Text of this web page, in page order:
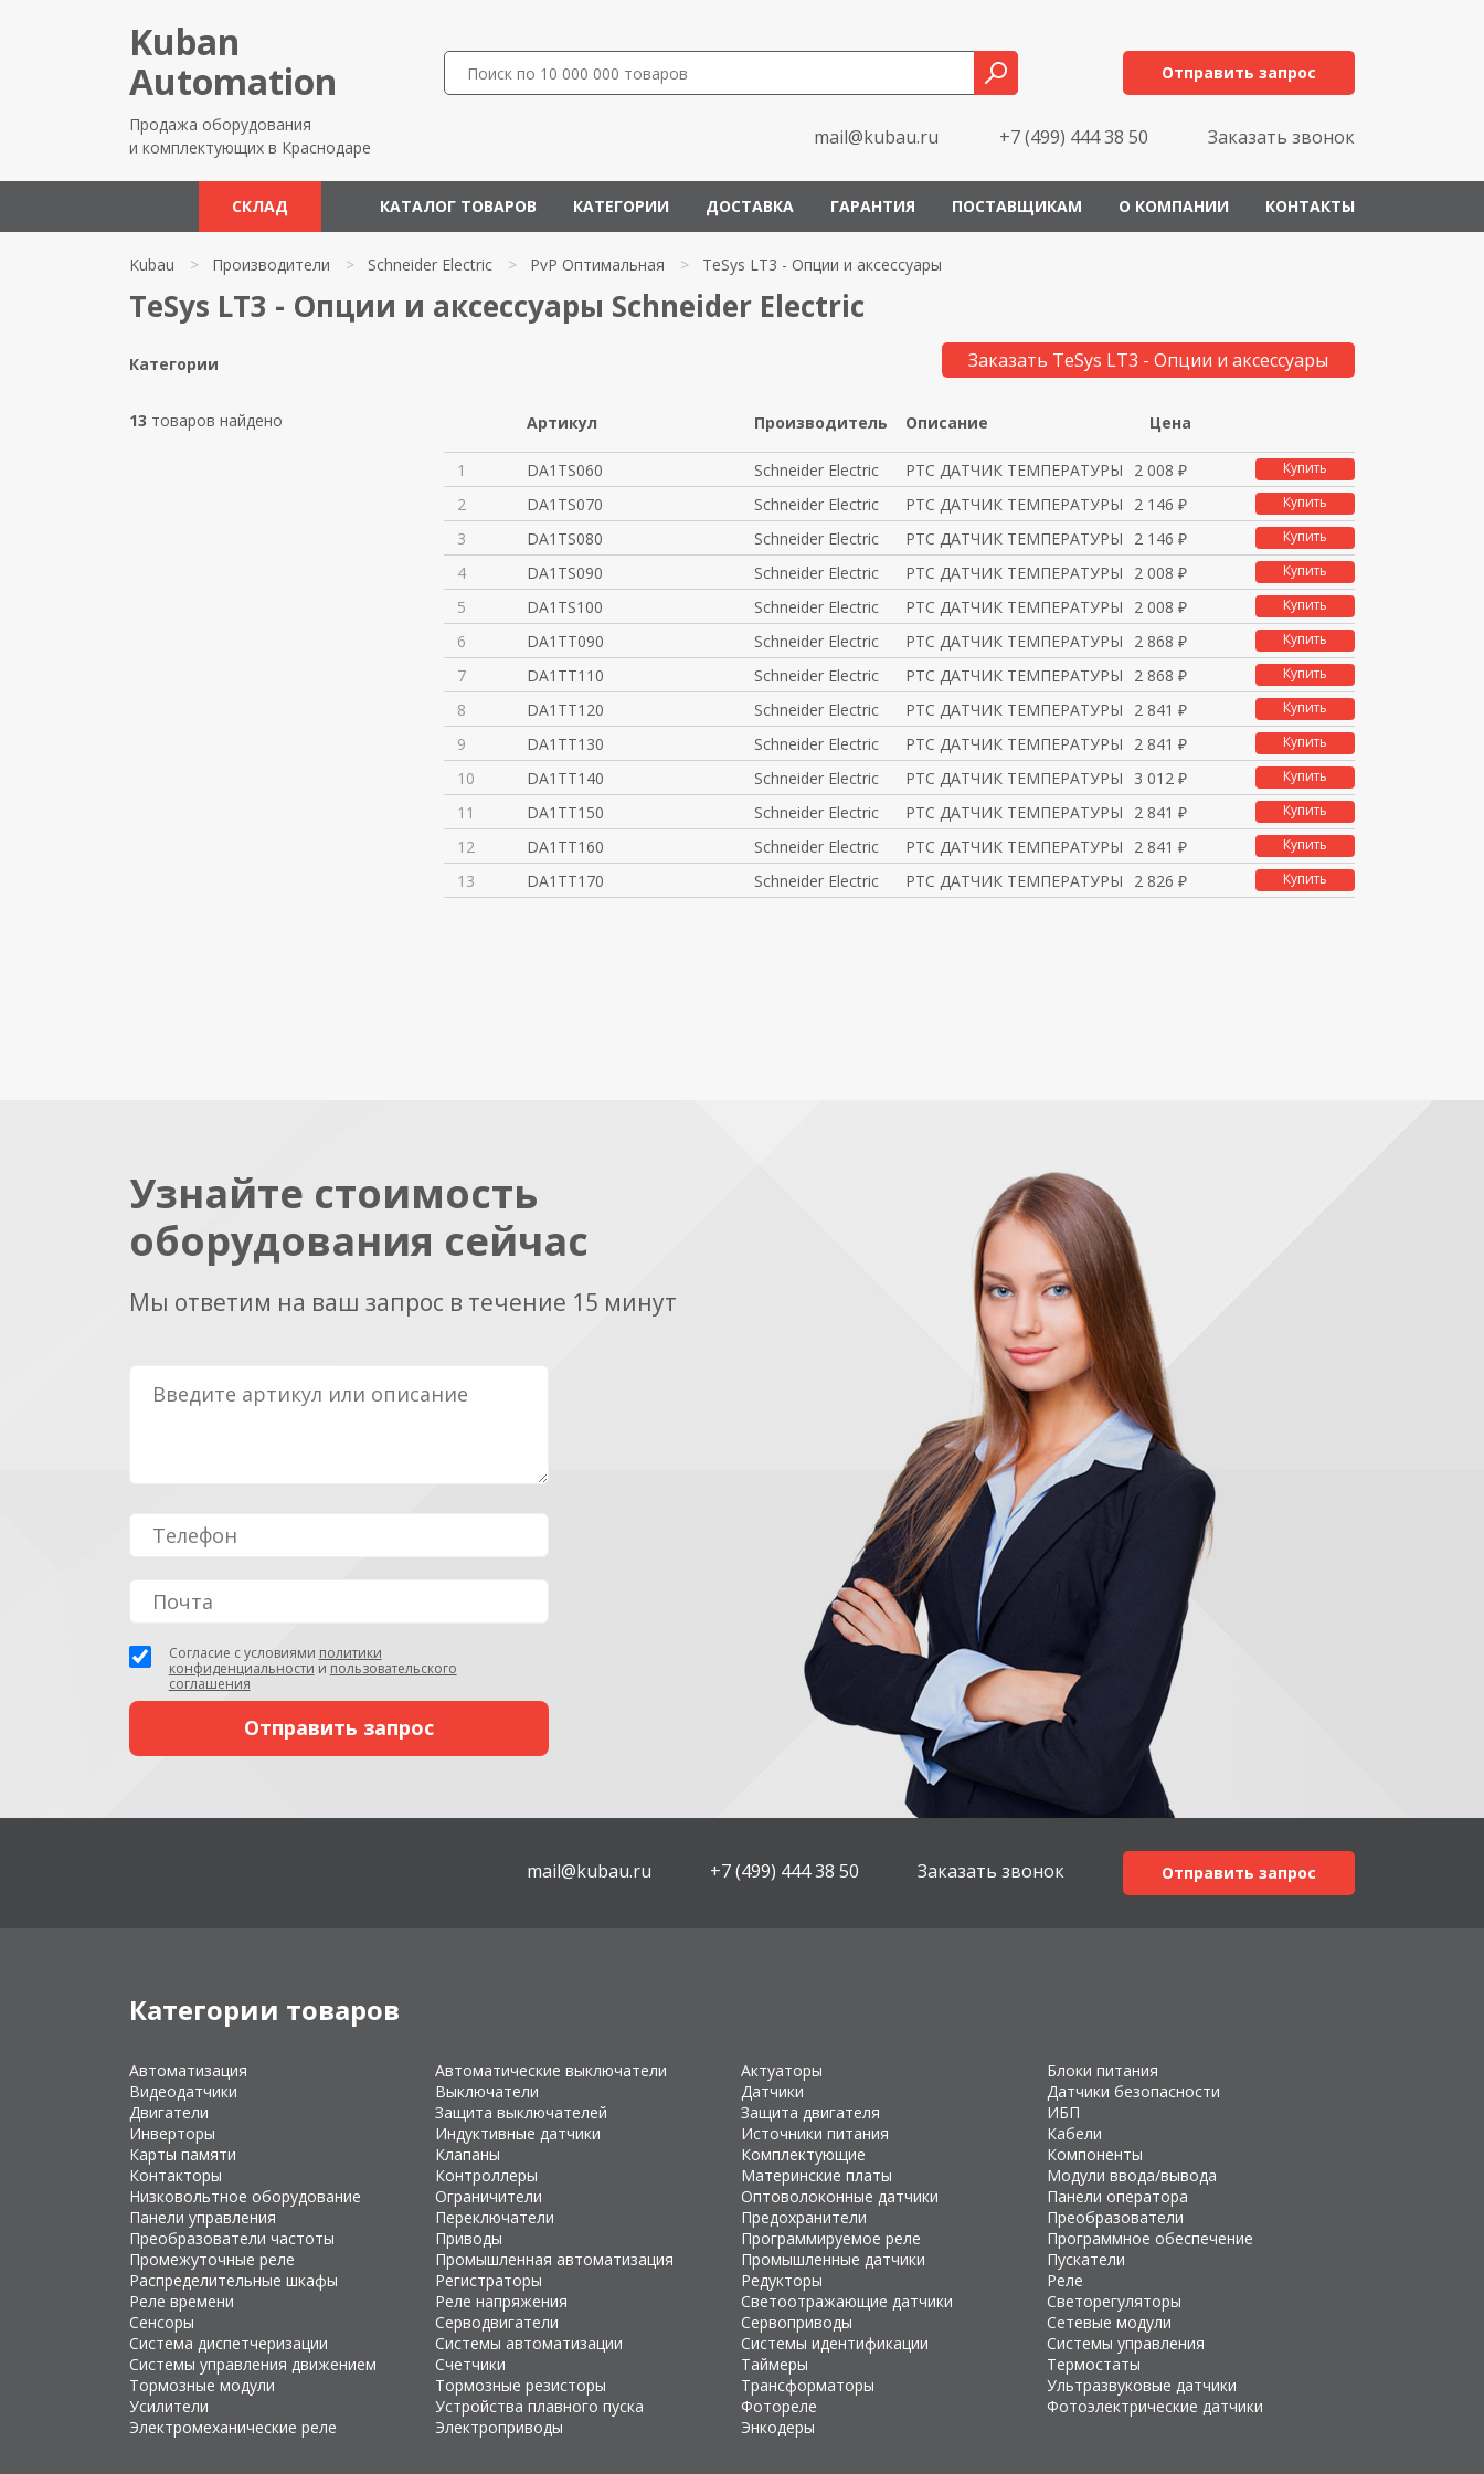
Kuban
Automation
Продажа оборудования
и комплектующих в Краснодаре
Отправить запрос
mail@kubau.ru +7 (499) 444 38 50 Заказать звонок
СКЛАД КАТАЛОГ ТОВАРОВ КАТЕГОРИИ ДОСТАВКА ГАРАНТИЯ ПОСТАВЩИКАМ О КОМПАНИИ КОНТАКТЫ
Kubau > Производители > Schneider Electric > PvP Оптимальная > TeSys LT3 - Опции и аксессуары
TeSys LT3 - Опции и аксессуары Schneider Electric
Категории
13 товаров найдено
Заказать TeSys LT3 - Опции и аксессуары
Артикул Производитель Описание Цена
1 DA1TS060 Schneider Electric РТС ДАТЧИК ТЕМПЕРАТУРЫ ПОВЕРХН
2 008 ₽ Купить
2 DA1TS070 Schneider Electric РТС ДАТЧИК ТЕМПЕРАТУРЫ ПОВЕРХН
2 146 ₽ Купить
3 DA1TS080 Schneider Electric РТС ДАТЧИК ТЕМПЕРАТУРЫ ПОВЕРХН
2 146 ₽ Купить
4 DA1TS090 Schneider Electric РТС ДАТЧИК ТЕМПЕРАТУРЫ ПОВЕРХН
2 008 ₽ Купить
5 DA1TS100 Schneider Electric РТС ДАТЧИК ТЕМПЕРАТУРЫ ПОВЕРХН
2 008 ₽ Купить
6 DA1TT090 Schneider Electric РТС ДАТЧИК ТЕМПЕРАТУРЫ ЭЛЕКТРО
2 868 ₽ Купить
7 DA1TT110 Schneider Electric РТС ДАТЧИК ТЕМПЕРАТУРЫ ЭЛЕКТРО
2 868 ₽ Купить
8 DA1TT120 Schneider Electric РТС ДАТЧИК ТЕМПЕРАТУРЫ ЭЛЕКТРО
2 841 ₽ Купить
9 DA1TT130 Schneider Electric РТС ДАТЧИК ТЕМПЕРАТУРЫ ЭЛЕКТРО
2 841 ₽ Купить
10 DA1TT140 Schneider Electric РТС ДАТЧИК ТЕМПЕРАТУРЫ ЭЛЕКТРО
3 012 ₽ Купить
11 DA1TT150 Schneider Electric РТС ДАТЧИК ТЕМПЕРАТУРЫ ЭЛЕКТРО
2 841 ₽ Купить
12 DA1TT160 Schneider Electric РТС ДАТЧИК ТЕМПЕРАТУРЫ ЭЛЕКТРО
2 841 ₽ Купить
13 DA1TT170 Schneider Electric РТС ДАТЧИК ТЕМПЕРАТУРЫ ЭЛЕКТРО
2 826 ₽ Купить
Узнайте стоимость
оборудования сейчас
Мы ответим на ваш запрос в течение 15 минут
Согласие с условиями политики
конфиденциальности и пользовательского
соглашения
mail@kubau.ru +7 (499) 444 38 50 Заказать звонок Отправить запрос
Категории товаров
Автоматизация Автоматические выключатели Актуаторы
Блоки питания
Видеодатчики
Выключатели Датчики
Датчики безопасности
Двигатели
Защита выключателей Защита двигателя
ИБП
Инверторы
Индуктивные датчики Источники питания
Кабели
Карты памяти
Клапаны Комплектующие
Компоненты
Контакторы
Контроллеры Материнские платы
Модули ввода/вывода
Низковольтное оборудование
Ограничители Оптоволоконные датчики
Панели оператора
Панели управления
Переключатели Предохранители
Преобразователи
Преобразователи частоты
Приводы Программируемое реле
Программное обеспечение
Промежуточные реле
Промышленная автоматизация Промышленные датчики
Пускатели
Распределительные шкафы
Регистраторы Редукторы
Реле
Реле времени
Реле напряжения Светоотражающие датчики
Светорегуляторы
Сенсоры
Серводвигатели Сервоприводы
Сетевые модули
Система диспетчеризации
Системы автоматизации Системы идентификации
Системы управления
Системы управления движением
Счетчики Таймеры
Термостаты
Тормозные модули
Тормозные резисторы Трансформаторы
Ультразвуковые датчики
Усилители
Устройства плавного пуска Фотореле
Фотоэлектрические датчики
Электромеханические реле
Электроприводы Энкодеры